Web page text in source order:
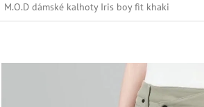
M.O.D dámské kalhoty Iris boy fit khaki